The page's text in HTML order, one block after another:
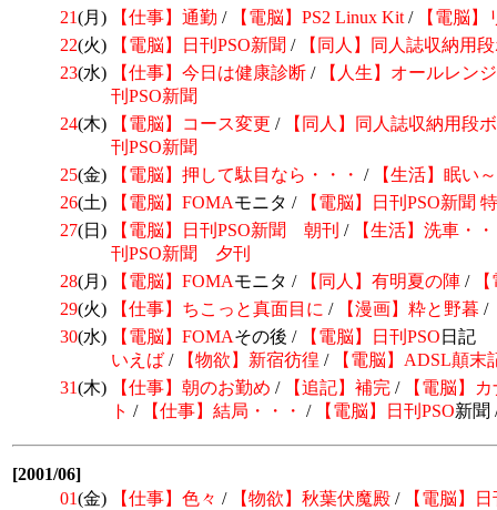
21(月) 【仕事】通勤 / 【電脳】PS2 Linux Kit /
【電脳
22(火) 【電脳】日刊PSO新聞 / 【同人】
同人誌収納用
23(水) 【仕事】今日は健康診断 /
【人生】オールレン
刊PSO新聞
24(木) 【電脳】コース変更 / 【同人】
同人誌収納用段
刊PSO新聞
25(金) 【電脳】押して駄目なら・・・ /
【生活】眠い～
26(土) 【電脳】 FOMAモニタ /
【電脳】日刊PSO新聞
27(日) 【電脳】日刊PSO新聞 朝刊 /
【生活】洗車・
刊PSO新聞 夕刊
28(月) 【電脳】 FOMAモニタ / 【同人】有明夏の陣 /
29(火) 【仕事】ちこっと真面目に / 【漫画】粋と野暮 /
30(水) 【電脳】 FOMAその後 / 【電脳】日刊 PSO 日記
いえば / 【物欲】新宿彷徨 /
【電脳】ADSL顛末
31(木) 【仕事】朝のお勤め / 【追記】補完 / 【電脳】
ト / 【仕事】結局・・・ / 【電脳】日刊 PSO新聞
[2001/06]
01(金) 【仕事】色々 / 【物欲】秋葉伏魔殿 /
【電脳】